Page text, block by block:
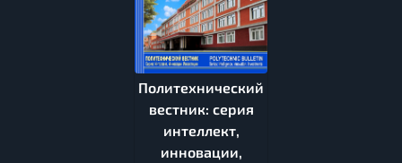
Политехнический
вестник: серия
интеллект,
инновации,